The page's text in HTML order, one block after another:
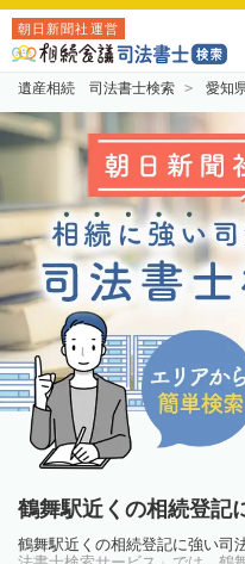
朝日新聞社運営
遺産相続 司法書士検索 愛知
鶴舞駅近くの相続登記
鶴舞駅近くの相続登記に強い司